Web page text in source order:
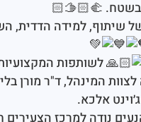
בשטח. 🫱🏻‍🫲🏻
שיתוף, למידה הדדית,
לשותפות
לצוות המינהל, ד"ר מורן
אלכא.
נודה למרכז הצעירים